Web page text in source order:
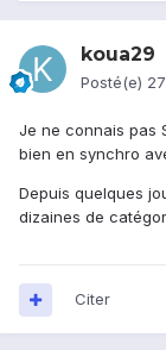
koua29
Posté(e)
Je ne connais pas
bien en synchro
Depuis quelques
dizaines de
Citer